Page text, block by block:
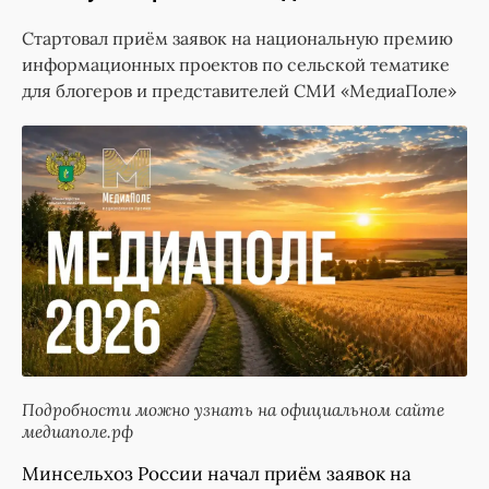
Стартовал приём заявок на национальную премию
информационных проектов по сельской тематике
для блогеров и представителей СМИ «МедиаПоле»
Подробности можно узнать на официальном сайте
медиаполе.рф
Минсельхоз России начал приём заявок на